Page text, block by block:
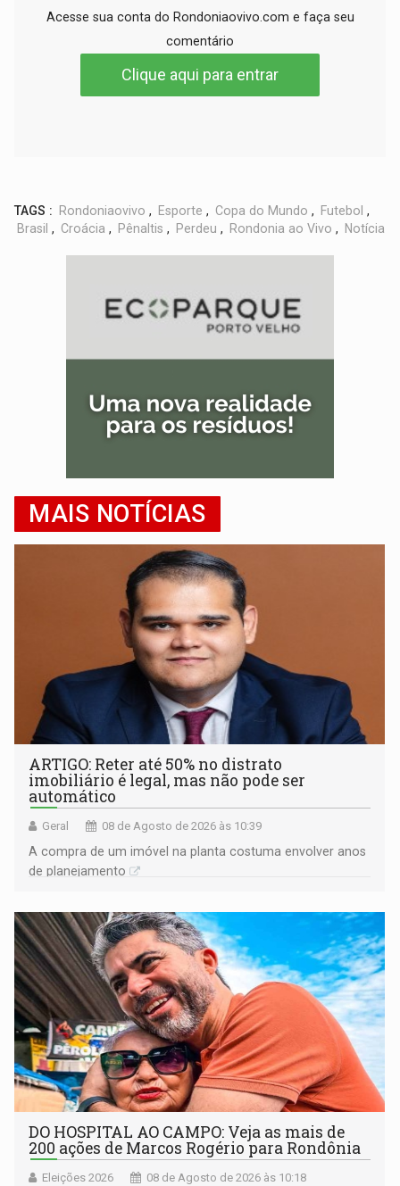
Acesse sua conta do Rondoniaovivo.com e faça seu
comentário
Clique aqui para entrar
TAGS : Rondoniaovivo , Esporte , Copa do Mundo , Futebol ,
Brasil , Croácia , Pênaltis , Perdeu , Rondonia ao Vivo , Notícia
MAIS NOTÍCIAS
ARTIGO: Reter até 50% no distrato
imobiliário é legal, mas não pode ser
automático
Geral 08 de Agosto de 2026 às 10:39
A compra de um imóvel na planta costuma envolver anos
de planejamento
DO HOSPITAL AO CAMPO: Veja as mais de
200 ações de Marcos Rogério para Rondônia
Eleições 2026 08 de Agosto de 2026 às 10:18